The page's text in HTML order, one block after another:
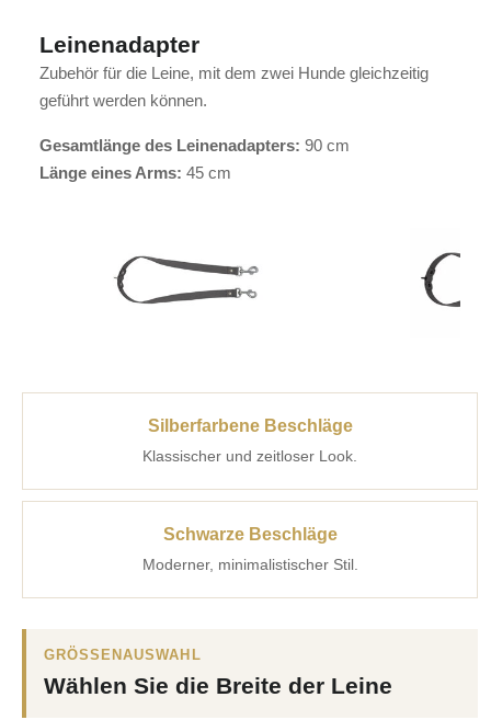
Leinenadapter
Zubehör für die Leine, mit dem zwei Hunde gleichzeitig
geführt werden können.
Gesamtlänge des Leinenadapters: 90 cm
Länge eines Arms: 45 cm
Silberfarbene Beschläge
Klassischer und zeitloser Look.
Schwarze Beschläge
Moderner, minimalistischer Stil.
GRÖSSENAUSWAHL
Wählen Sie die Breite der Leine